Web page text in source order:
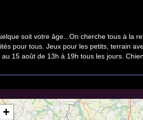
soit votre âge...On cherche tous à la
pour tous. Jeux pour les petits, terrain
15 août de 13h à 19h tous les jours.
+